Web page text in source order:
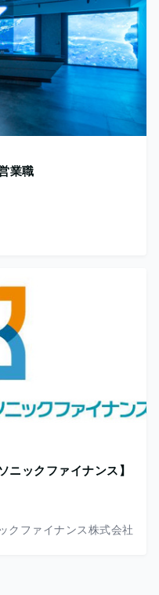
業職
ックファイナンス】
クファイナンス株式会社